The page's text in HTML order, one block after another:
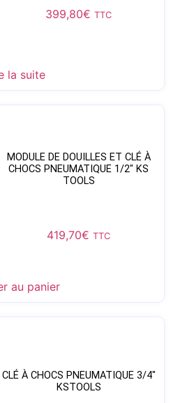
399,80€ TTC
la suite
MODULE DE DOUILLES ET CLÉ À
CHOCS PNEUMATIQUE 1/2″ KS
TOOLS
419,70€ TTC
au panier
CLÉ À CHOCS PNEUMATIQUE 3/4″
KSTOOLS